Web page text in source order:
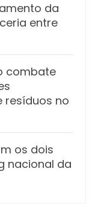
da
entre
combate
resíduos no
os dois
nacional da